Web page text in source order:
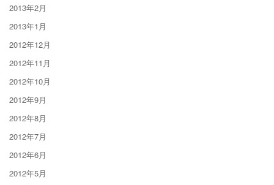
2013年2月
2013年1月
2012年12月
2012年11月
2012年10月
2012年9月
2012年8月
2012年7月
2012年6月
2012年5月